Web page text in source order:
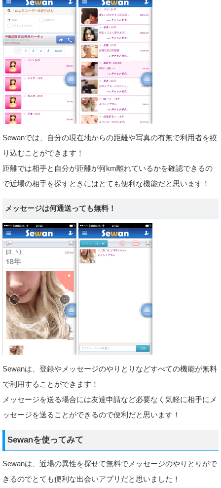
Sewanでは、自分の現在地からの距離や写真の有無で利用者を絞
り込むことができます！
距離では相手と自分が距離が何km離れているかを確認できるの
で近場の相手を探すときにはとても便利な機能だと思います！
メッセージは何通送っても無料！
Sewanは、登録やメッセージのやりとりなどすべての機能が無料
で利用することができます！
メッセージを送る場合には友達申請など必要なく気軽に相手にメ
ッセージを送ることができるので便利だと思います！
Sewanを使ってみて
Sewanは、近場の異性を探せて無料でメッセージのやりとりがで
きるのでとても便利な出会いアプリだと思いました！